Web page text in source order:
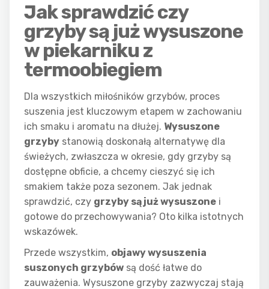
Jak sprawdzić czy
grzyby są już wysuszone
w piekarniku z
termoobiegiem
Dla wszystkich miłośników grzybów, proces
suszenia jest kluczowym etapem w zachowaniu
ich smaku i aromatu na dłużej. Wysuszone
grzyby stanowią doskonałą alternatywę dla
świeżych, zwłaszcza w okresie, gdy grzyby są
dostępne obficie, a chcemy cieszyć się ich
smakiem także poza sezonem. Jak jednak
sprawdzić, czy grzyby są już wysuszone i
gotowe do przechowywania? Oto kilka istotnych
wskazówek.
Przede wszystkim, objawy wysuszenia
suszonych grzybów są dość łatwe do
zauważenia. Wysuszone grzyby zazwyczaj stają